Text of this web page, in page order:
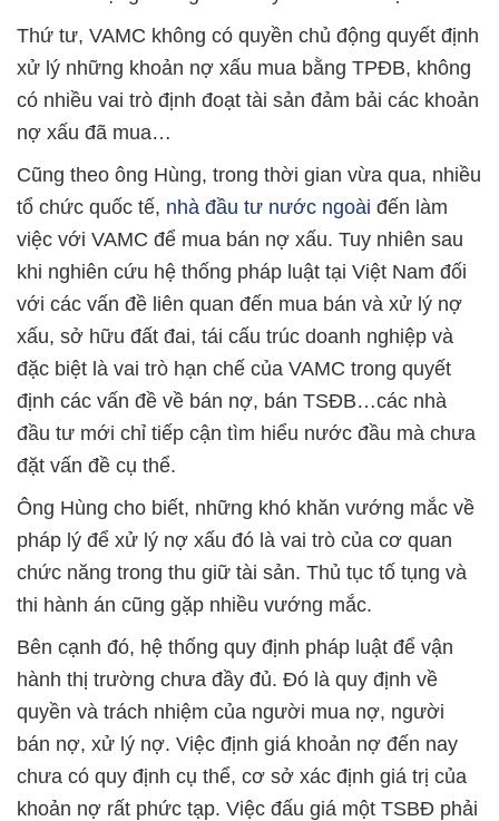
Thứ tư, VAMC không có quyền chủ động quyết định
xử lý những khoản nợ xấu mua bằng TPĐB, không
có nhiều vai trò định đoạt tài sản đảm bải các khoản
nợ xấu đã mua…
Cũng theo ông Hùng, trong thời gian vừa qua, nhiều
tổ chức quốc tế, nhà đầu tư nước ngoài đến làm
việc với VAMC để mua bán nợ xấu. Tuy nhiên sau
khi nghiên cứu hệ thống pháp luật tại Việt Nam đối
với các vấn đề liên quan đến mua bán và xử lý nợ
xấu, sở hữu đất đai, tái cấu trúc doanh nghiệp và
đặc biệt là vai trò hạn chế của VAMC trong quyết
định các vấn đề về bán nợ, bán TSĐB…các nhà
đầu tư mới chỉ tiếp cận tìm hiểu nước đầu mà chưa
đặt vấn đề cụ thể.
Ông Hùng cho biết, những khó khăn vướng mắc về
pháp lý để xử lý nợ xấu đó là vai trò của cơ quan
chức năng trong thu giữ tài sản. Thủ tục tố tụng và
thi hành án cũng gặp nhiều vướng mắc.
Bên cạnh đó, hệ thống quy định pháp luật để vận
hành thị trường chưa đầy đủ. Đó là quy định về
quyền và trách nhiệm của người mua nợ, người
bán nợ, xử lý nợ. Việc định giá khoản nợ đến nay
chưa có quy định cụ thể, cơ sở xác định giá trị của
khoản nợ rất phức tạp. Việc đấu giá một TSBĐ phải